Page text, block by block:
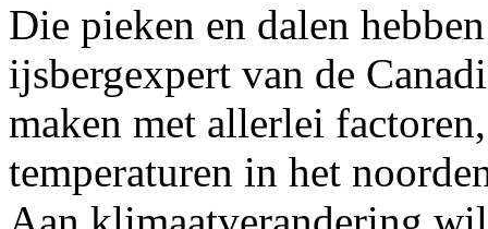
Die pieken en dalen
ijsbergexpert van de
maken met allerlei
temperaturen in het